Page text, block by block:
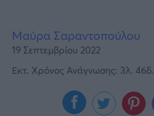
Μαύρα Σαραντοπούλου
19 Σεπτεμβρίου 2022
Εκτ. Χρόνος Ανάγνωσης: 3λ. 46δ.